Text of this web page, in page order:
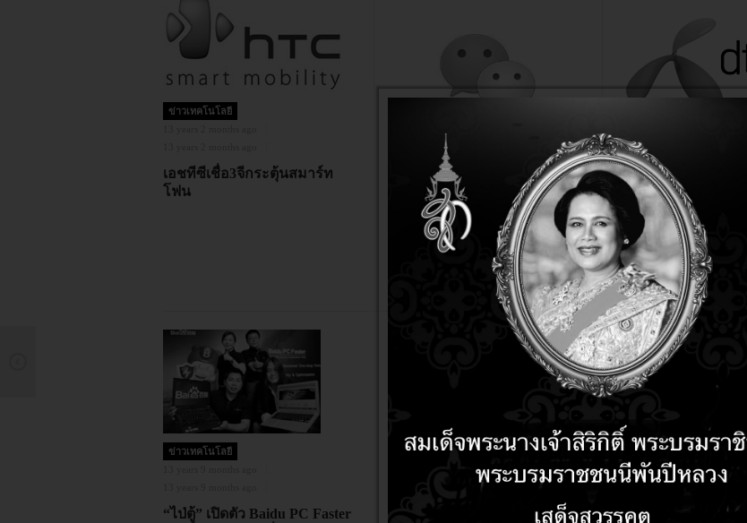
ข่าวเทคโนโลยี
เอชทีซีเชื่อ3จีกระตุ้นสมาร์ท
โฟน
ข่าวเทคโนโลยี
13 years 3 months ago
13 years 3 months ago
WeChat ตอนนี้มีผู้ใช้งาน 190
ล้าน ใกล้แซง Whatsapp แล้ว
ข่าวเทคโนโลยี
13 years 3 months ago
13 years 3 months ago
ดีแทค เปิดตัว Trinet
3G เดือด
ข่าวเทคโนโลยี
“ไป่ตู้” เปิดตัว Baidu PC Faster
ข่าวเทคโนโลยี
14 years 10 months ago
สาวไทยนิยมใช้มือถือ
มากที่สุดในโลก